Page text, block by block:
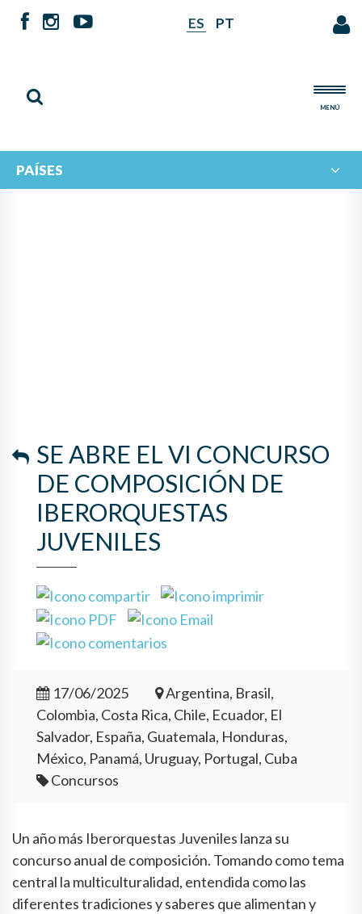
ES PT
MENÚ
PAÍSES
SE ABRE EL VI CONCURSO
DE COMPOSICIÓN DE
IBERORQUESTAS
JUVENILES
17/06/2025
Argentina, Brasil,
Colombia, Costa Rica, Chile, Ecuador, El
Salvador, España, Guatemala, Honduras,
México, Panamá, Uruguay, Portugal, Cuba
Concursos
Un año más Iberorquestas Juveniles lanza su
concurso anual de composición. Tomando como tema
central la multiculturalidad, entendida como las
diferentes tradiciones y saberes que alimentan y